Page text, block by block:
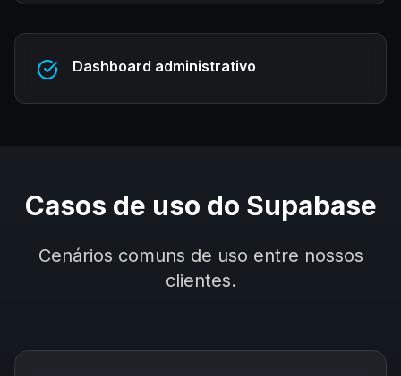
Dashboard administrativo
Casos de uso do Supabase
Cenários comuns de uso entre nossos
clientes.